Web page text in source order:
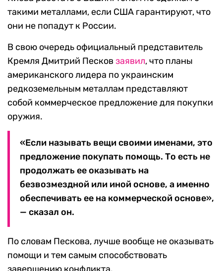
такими металлами, если США гарантируют, что
они не попадут к России.
В свою очередь официальный представитель
Кремля Дмитрий Песков заявил, что планы
американского лидера по украинским
редкоземельным металлам представляют
собой коммерческое предложение для покупки
оружия.
«Если называть вещи своими именами, это
предложение покупать помощь. То есть не
продолжать ее оказывать на
безвозмездной или иной основе, а именно
обеспечивать ее на коммерческой основе»,
— сказал он.
По словам Пескова, лучше вообще не оказывать
помощи и тем самым способствовать